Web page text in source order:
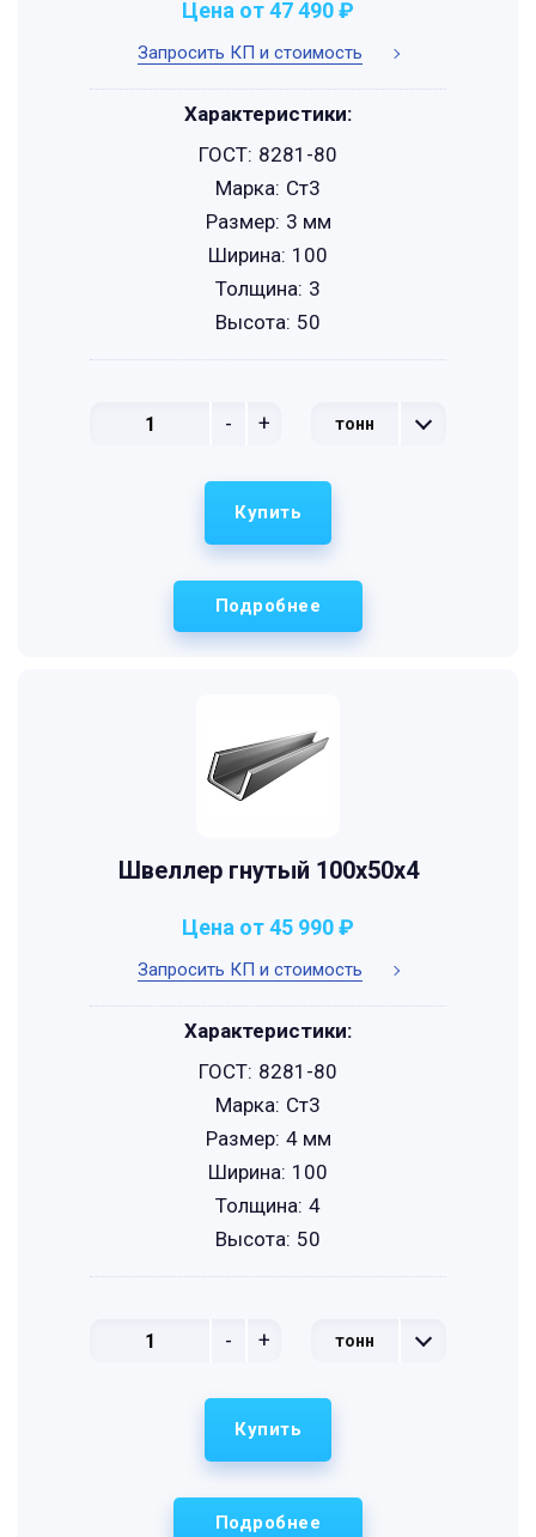
Запросить КП и стоимость
Цена от 47 490 ₽
- + тонн
Характеристики:
ГОСТ: 8281-80
Марка: Ст3
Размер: 3 мм
Ширина: 100
Толщина: 3
Высота: 50
Подробнее
Купить
Швеллер гнутый 100x50x4
Запросить КП и стоимость
Цена от 45 990 ₽
- + тонн
Характеристики:
ГОСТ: 8281-80
Марка: Ст3
Размер: 4 мм
Ширина: 100
Толщина: 4
Высота: 50
Подробнее
Купить